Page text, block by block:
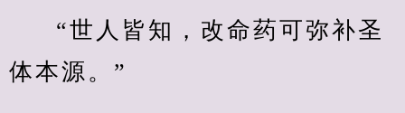
“世人皆知，改命药可弥补圣
体本源。”